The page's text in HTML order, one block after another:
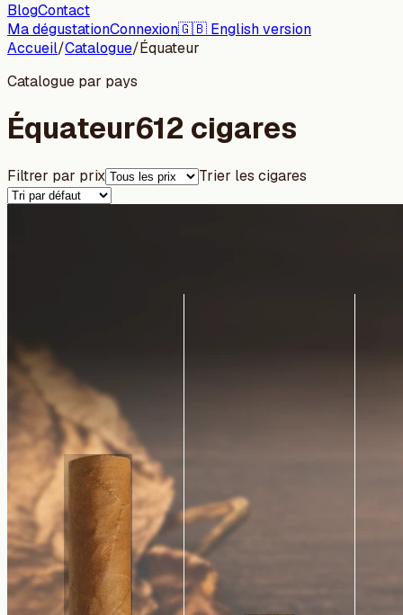
BlogContact
Ma dégustationConnexion🇬🇧 English version
Accueil/Catalogue/Équateur
Catalogue par pays
Équateur612 cigares
Filtrer par prix Trier les cigares